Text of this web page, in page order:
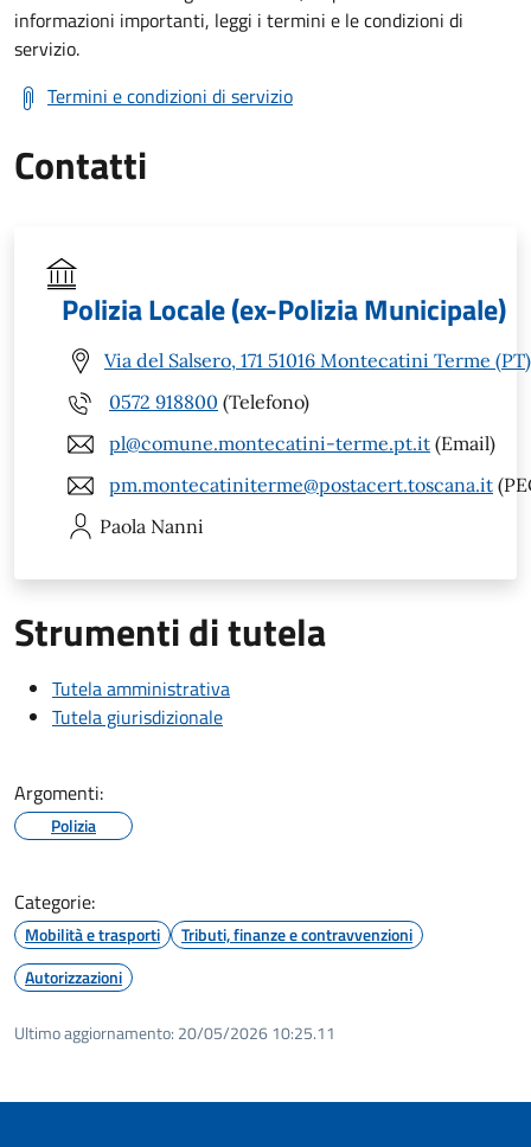
informazioni importanti, leggi i termini e le condizioni di
servizio.
Termini e condizioni di servizio
Contatti
Polizia Locale (ex-Polizia Municipale)
Via del Salsero, 171 51016 Montecatini Terme (PT)
0572 918800 (Telefono)
pl@comune.montecatini-terme.pt.it (Email)
pm.montecatiniterme@postacert.toscana.it
Paola Nanni
Strumenti di tutela
Tutela amministrativa
Tutela giurisdizionale
Argomenti:
Polizia
Categorie:
Mobilità e trasporti
Tributi, finanze e contravvenzioni
Autorizzazioni
Ultimo aggiornamento: 20/05/2026 10:25.11